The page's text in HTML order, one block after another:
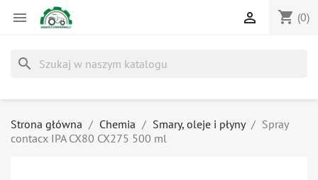
 shopping_cart (0)

search
Strona główna Chemia Smary, oleje i płyny
Spray
contacx IPA CX80 CX275 500 ml